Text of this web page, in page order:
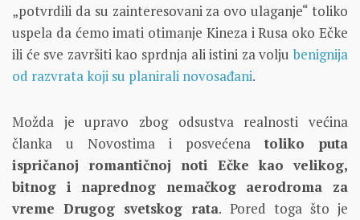
„potvrdili da su zainteresovani za ovo ulaganje“ toliko
uspela da ćemo imati otimanje Kineza i Rusa oko Ečke
ili će sve završiti kao sprdnja ali istini za voljubenignija
od razvrata koji su planirali novosađani.
Možda je upravo zbog odsustva realnosti većina
članka u Novostima i posvećenatoliko puta
ispričanoj romantičnoj noti Ečke kao velikog,
bitnog i naprednog nemačkog aerodroma za
vreme Drugog svetskog rata. Pored toga što je